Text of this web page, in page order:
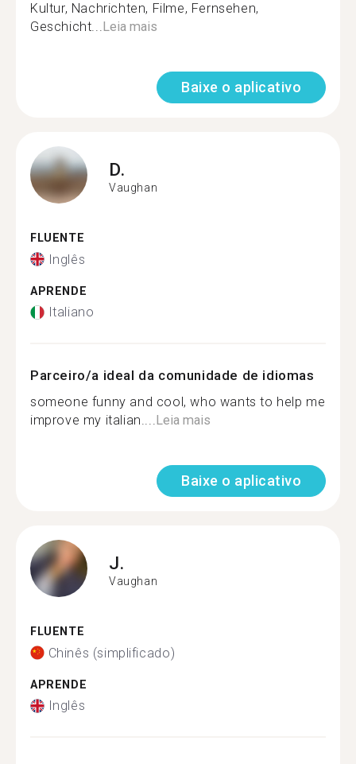
Kultur, Nachrichten, Filme, Fernsehen,
Geschicht...Leia mais
Baixe o aplicativo
D.
Vaughan
FLUENTE
Inglês
APRENDE
Italiano
Parceiro/a ideal da comunidade de idiomas
someone funny and cool, who wants to help me
improve my italian....Leia mais
Baixe o aplicativo
J.
Vaughan
FLUENTE
Chinês (simplificado)
APRENDE
Inglês